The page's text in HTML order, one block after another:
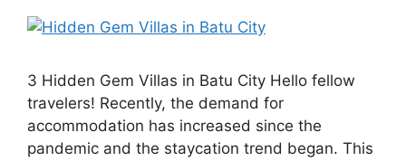
3 Hidden Gem Villas in Batu City Hello fellow
travelers! Recently, the demand for
accommodation has increased since the
pandemic and the staycation trend began. This